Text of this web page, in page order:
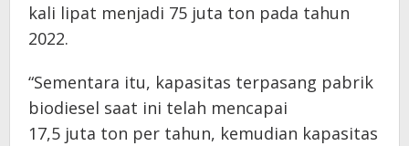
kali lipat menjadi 75 juta ton pada tahun
2022.
“Sementara itu, kapasitas terpasang pabrik
biodiesel saat ini telah mencapai
17,5 juta ton per tahun, kemudian kapasitas